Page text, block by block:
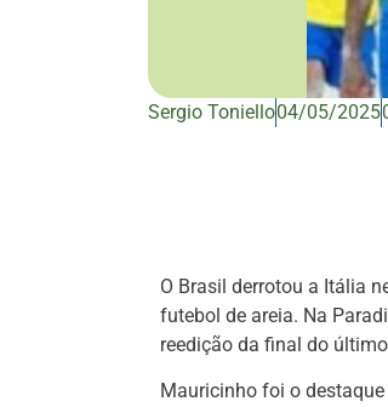
Sergio Toniello04/05/2025
O Brasil derrotou a Itália
futebol de areia. Na
reedição da final do
Mauricinho foi o